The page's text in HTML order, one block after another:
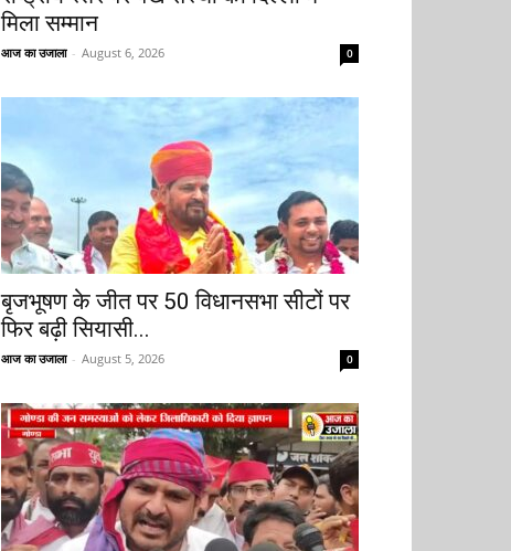
मिला सम्मान
आज का उजाला - August 6, 2026 0
बृजभूषण के जीत पर 50 विधानसभा सीटों पर
फिर बढ़ी सियासी...
आज का उजाला - August 5, 2026 0